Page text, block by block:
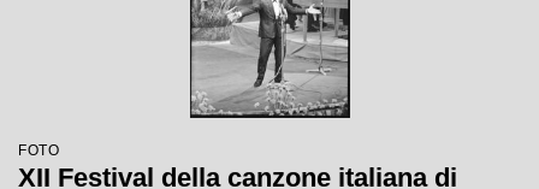
FOTO
XII Festival della canzone italiana di